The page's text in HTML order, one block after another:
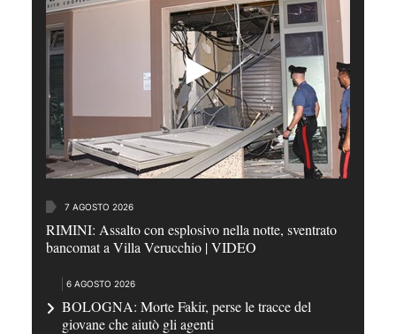
7 AGOSTO 2026
RIMINI: Assalto con esplosivo nella notte, sventrato
bancomat a Villa Verucchio | VIDEO
6 AGOSTO 2026
BOLOGNA: Morte Fakir, perse le tracce del
giovane che aiutò gli agenti